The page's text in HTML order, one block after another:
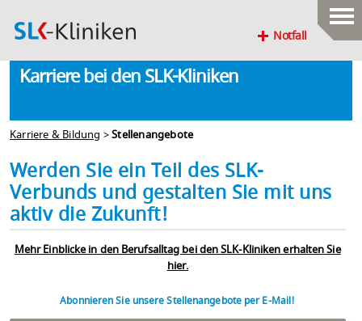
Notfall
Karriere bei den SLK-Kliniken
Karriere & Bildung >Stellenangebote
Werden Sie ein Teil des SLK-
Verbunds und gestalten Sie mit uns
aktiv die Zukunft!
Mehr Einblicke in den Berufsalltag bei den SLK-Kliniken erhalten Sie
hier.
Abonnieren Sie unsere Stellenangebote per E-Mail!